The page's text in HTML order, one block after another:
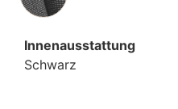
Innenausstattung
Schwarz